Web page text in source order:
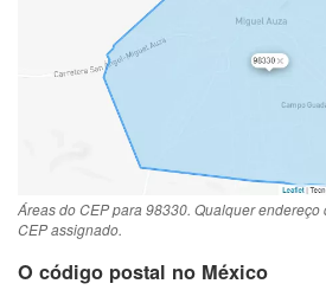
Áreas do CEP para 98330. Qualquer
CEP assignado.
O código postal no México